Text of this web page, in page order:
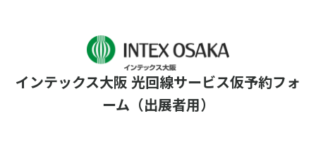
インテックス大阪 光回線サービス仮予約フォ
ーム（出展者用）